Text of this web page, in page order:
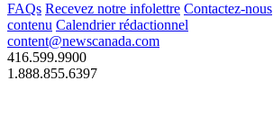
FAQs Recevez notre infolettre Contactez-nous
contenu Calendrier rédactionnel
content@newscanada.com
416.599.9900
1.888.855.6397